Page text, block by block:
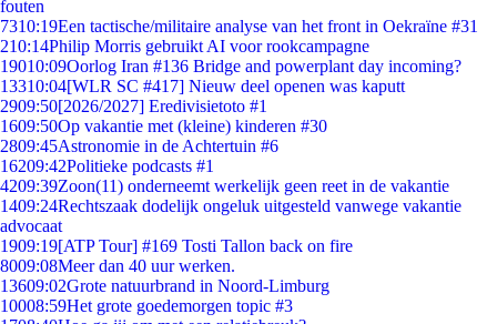
fouten
7310:19Een tactische/militaire analyse van het front in Oekraïne #31
210:14Philip Morris gebruikt AI voor rookcampagne
19010:09Oorlog Iran #136 Bridge and powerplant day incoming?
13310:04[WLR SC #417] Nieuw deel openen was kaputt
2909:50[2026/2027] Eredivisietoto #1
1609:50Op vakantie met (kleine) kinderen #30
2809:45Astronomie in de Achtertuin #6
16209:42Politieke podcasts #1
4209:39Zoon(11) onderneemt werkelijk geen reet in de vakantie
1409:24Rechtszaak dodelijk ongeluk uitgesteld vanwege vakantie
advocaat
1909:19[ATP Tour] #169 Tosti Tallon back on fire
8009:08Meer dan 40 uur werken.
13609:02Grote natuurbrand in Noord-Limburg
10008:59Het grote goedemorgen topic #3